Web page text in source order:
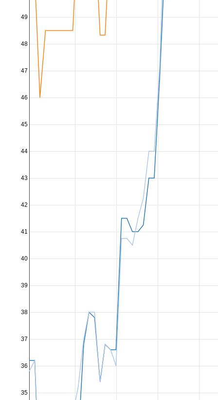
35
36
37
38
39
40
41
42
43
44
45
46
47
48
49